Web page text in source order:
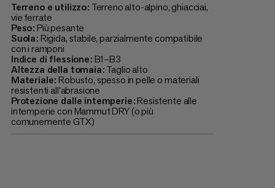
Terreno e utilizzo: Terreno alto-alpino, ghiacciai,
vie ferrate
Peso:Più pesante
Suola:Rigida, stabile, parzialmente compatibile
con i ramponi
Indice di flessione:B1–B3
Altezza della tomaia:Taglio alto
Materiale:Robusto, spesso in pelle o materiali
resistenti all'abrasione
Protezione dalle intemperie:Resistente alle
intemperie con Mammut DRY (o più
comunemente GTX)